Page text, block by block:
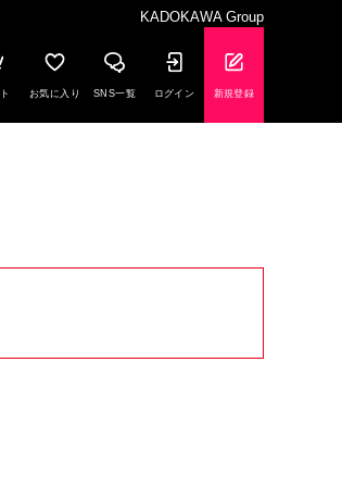
KADOKAWA Group
お気に入り SNS一覧 ログイン 新規登録